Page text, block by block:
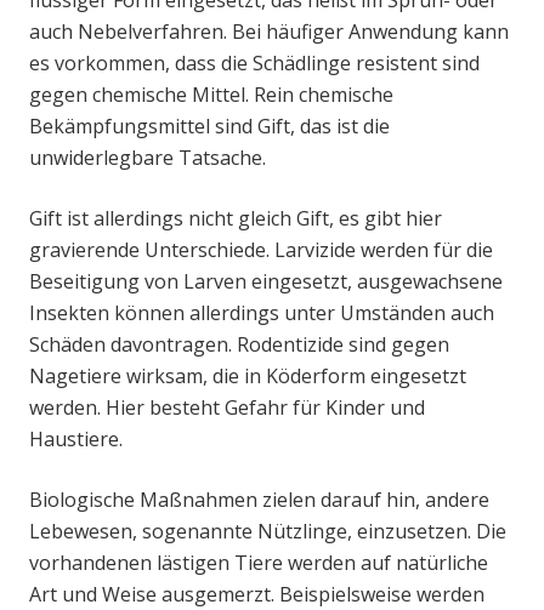
auch Nebelverfahren. Bei häufiger Anwendung kann
es vorkommen, dass die Schädlinge resistent sind
gegen chemische Mittel. Rein chemische
Bekämpfungsmittel sind Gift, das ist die
unwiderlegbare Tatsache.
Gift ist allerdings nicht gleich Gift, es gibt hier
gravierende Unterschiede. Larvizide werden für die
Beseitigung von Larven eingesetzt, ausgewachsene
Insekten können allerdings unter Umständen auch
Schäden davontragen. Rodentizide sind gegen
Nagetiere wirksam, die in Köderform eingesetzt
werden. Hier besteht Gefahr für Kinder und
Haustiere.
Biologische Maßnahmen zielen darauf hin, andere
Lebewesen, sogenannte Nützlinge, einzusetzen. Die
vorhandenen lästigen Tiere werden auf natürliche
Art und Weise ausgemerzt. Beispielsweise werden